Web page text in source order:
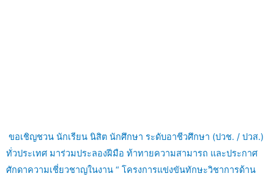
ขอเชิญชวน นักเรียน นิสิต นักศึกษา ระดับอาชีวศึกษา (ปวช. / ปวส.)
ทั่วประเทศ มาร่วมประลองฝีมือ ท้าทายความสามารถ และประกาศ
ศักดาความเชี่ยวชาญในงาน “ โครงการแข่งขันทักษะวิชาการด้าน